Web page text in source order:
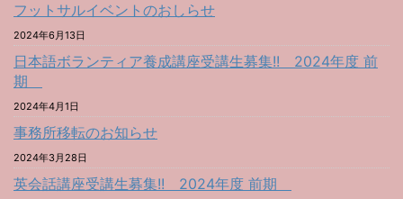
フットサルイベントのおしらせ
2024年6月13日
日本語ボランティア養成講座受講生募集!! 2024年度 前
期
2024年4月1日
事務所移転のお知らせ
2024年3月28日
英会話講座受講生募集!! 2024年度 前期